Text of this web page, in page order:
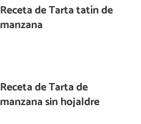
Receta de Tarta tatín de
manzana
Receta de Tarta de
manzana sin hojaldre